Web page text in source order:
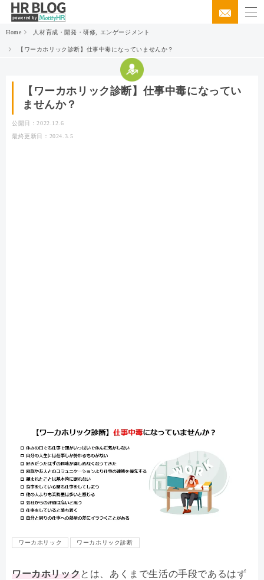
Home 人材育成・開発・研修 エンゲージメント
【ワーカホリック診断】仕事中毒になっていませんか？
【ワーカホリック診断】仕事中毒になってい
ませんか？
公開日：2022.12.6
最終更新日：2024.3.5
ワーカホリック ワーカホリック診断
ワーカホリック とは、あくまで生活の手段であるはず